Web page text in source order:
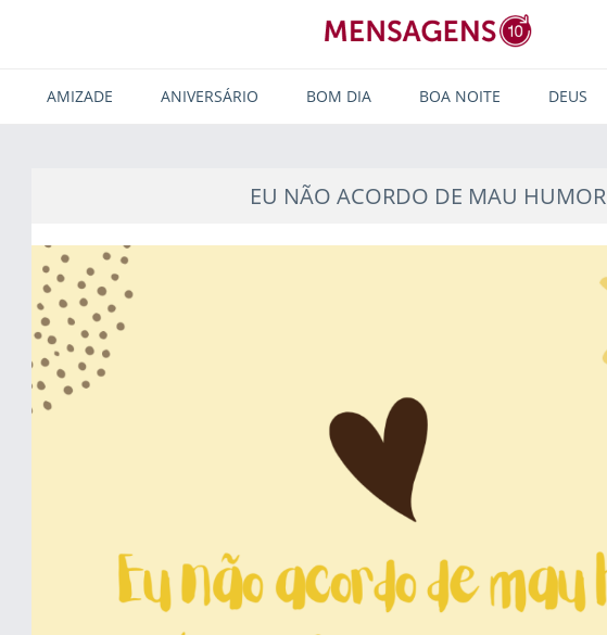
AMIZADE ANIVERSÁRIO BOM DIA BOA NOITE DEUS
EU NÃO ACORDO DE MAU HUMOR